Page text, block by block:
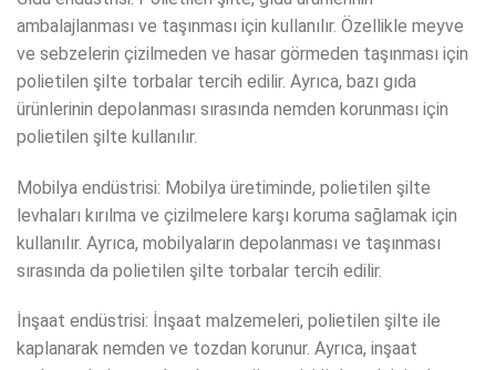
ambalajlanması ve taşınması için kullanılır. Özellikle meyve
ve sebzelerin çizilmeden ve hasar görmeden taşınması için
polietilen şilte torbalar tercih edilir. Ayrıca, bazı gıda
ürünlerinin depolanması sırasında nemden korunması için
polietilen şilte kullanılır.
Mobilya endüstrisi: Mobilya üretiminde, polietilen şilte
levhaları kırılma ve çizilmelere karşı koruma sağlamak için
kullanılır. Ayrıca, mobilyaların depolanması ve taşınması
sırasında da polietilen şilte torbalar tercih edilir.
İnşaat endüstrisi: İnşaat malzemeleri, polietilen şilte ile
kaplanarak nemden ve tozdan korunur. Ayrıca, inşaat